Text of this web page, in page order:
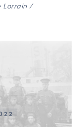
Lorrain /